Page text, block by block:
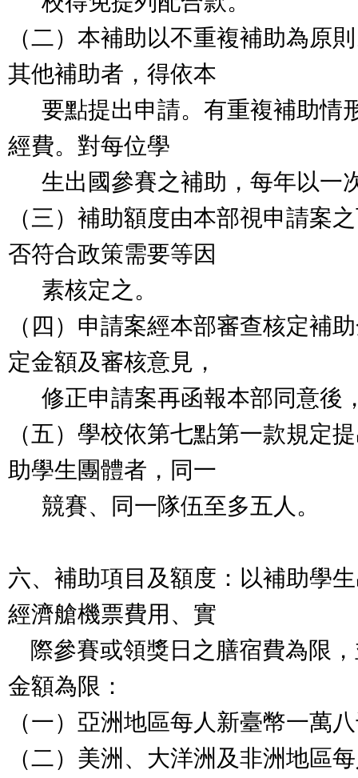
（二）本補助以不重複補助為原
其他補助者，得依本
要點提出申請。有重複補助情
經費。對每位學
生出國參賽之補助，每年以一
（三）補助額度由本部視申請案
否符合政策需要等因
素核定之。
（四）申請案經本部審查核定補
定金額及審核意見，
修正申請案再函報本部同意後
（五）學校依第七點第一款規定
助學生團體者，同一
競賽、同一隊伍至多五人。
六、補助項目及額度：以補助學
經濟艙機票費用、實
際參賽或領獎日之膳宿費為限
金額為限：
（一）亞洲地區每人新臺幣一萬
（二）美洲、大洋洲及非洲地區